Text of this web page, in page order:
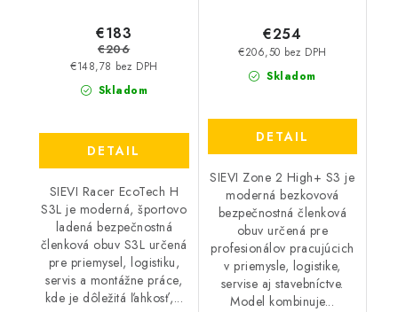
Skladom
€148,78 bez DPH
€183
€206
DETAIL
SIEVI Racer EcoTech H
S3L je moderná, športovo
ladená bezpečnostná
členková obuv S3L určená
pre priemysel, logistiku,
servis a montážne práce,
kde je dôležitá ľahkosť,...
Skladom
€206,50 bez DPH
€254
DETAIL
SIEVI Zone 2 High+ S3 je
moderná bezkovová
bezpečnostná členková
obuv určená pre
profesionálov pracujúcich
v priemysle, logistike,
servise aj stavebníctve.
Model kombinuje...